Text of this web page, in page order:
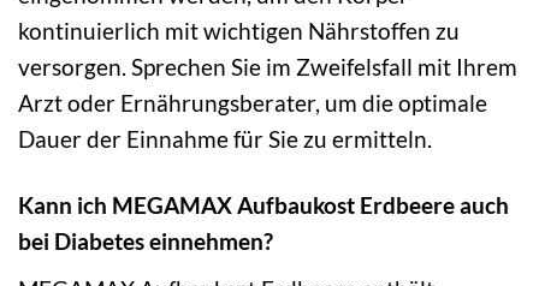
kontinuierlich mit wichtigen Nährstoffen zu
versorgen. Sprechen Sie im Zweifelsfall mit Ihrem
Arzt oder Ernährungsberater, um die optimale
Dauer der Einnahme für Sie zu ermitteln.
Kann ich MEGAMAX Aufbaukost Erdbeere auch
bei Diabetes einnehmen?